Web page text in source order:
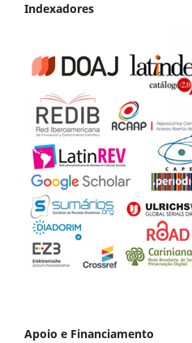
Indexadores
Apoio e Financiamento